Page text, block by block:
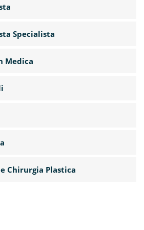
Specialista
Medica
Chirurgia Plastica